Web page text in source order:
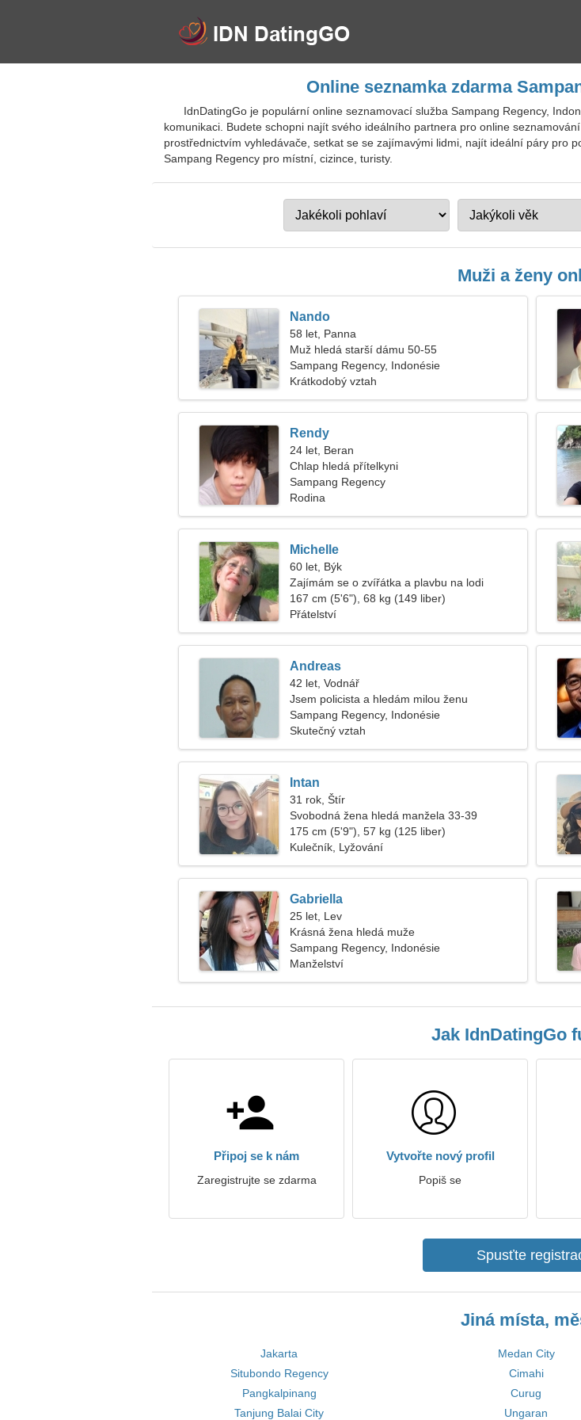
Online seznamka zdarma
IdnDatingGo je populární online seznamovací služba Sampang Regency,
komunikaci. Budete schopni najít svého ideálního partnera pro online
prostřednictvím vyhledávače, setkat se se zajímavými lidmi, najít ideální páry pro
Sampang Regency pro místní, cizince, turisty.
Muži a ženy
Nando
58 let, Panna
Muž hledá starší dámu 50-55
Sampang Regency, Indonésie
Krátkodobý vztah
Rendy
24 let, Beran
Chlap hledá přítelkyni
Sampang Regency
Rodina
Michelle
60 let, Býk
Zajímám se o zvířátka a plavbu na lodi
167 cm (5'6"), 68 kg (149 liber)
Přátelství
Andreas
42 let, Vodnář
Jsem policista a hledám milou ženu
Sampang Regency, Indonésie
Skutečný vztah
Intan
31 rok, Štír
Svobodná žena hledá manžela 33-39
175 cm (5'9"), 57 kg (125 liber)
Kulečník, Lyžování
Gabriella
25 let, Lev
Krásná žena hledá muže
Sampang Regency, Indonésie
Manželství
Jak IdnDatingGo
Připoj se k nám
Zaregistrujte se zdarma
Vytvořte nový profil
Popiš se
Spusťte
Jiná místa,
Jakarta Medan City
Situbondo Regency
Cimahi
Pangkalpinang
Curug
Tanjung Balai City
Ungaran